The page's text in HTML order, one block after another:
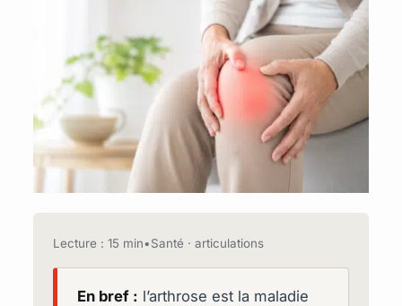
Lecture : 15 min•Santé · articulations
En bref : l’arthrose est la maladie